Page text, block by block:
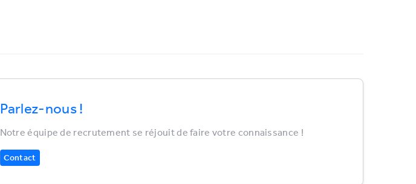
Parlez-nous !
Notre équipe de recrutement se réjouit de faire votre connaissance !
Contact